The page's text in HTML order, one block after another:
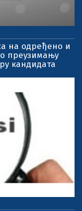
на одређено и
преузимању
кандидата